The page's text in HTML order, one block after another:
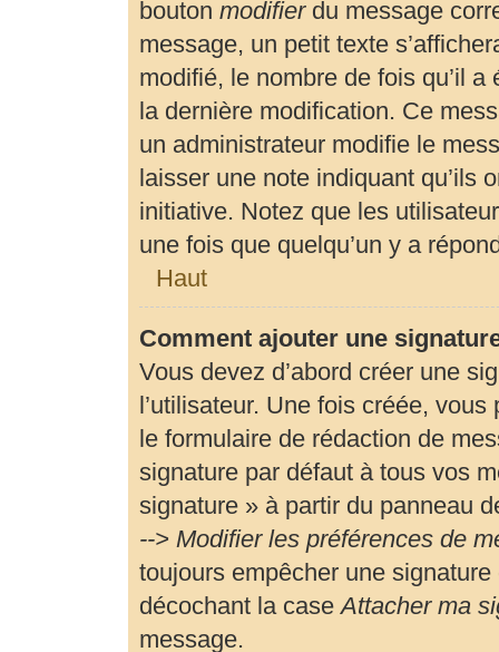
bouton modifierdu message
message, un petit texte
modifié, le nombre de fois qu’il
la dernière modification. Ce
un administrateur modifie le
laisser une note indiquant qu’ils
initiative. Notez que les
une fois que quelqu’un y a
Haut
Comment ajouter une
Vous devez d’abord créer une
l’utilisateur. Une fois créée,
le formulaire de rédaction de
signature par défaut à tous vos
signature » à partir du panneau
--> Modifier les préférences de
toujours empêcher une
décochant la caseAttacher ma
message.